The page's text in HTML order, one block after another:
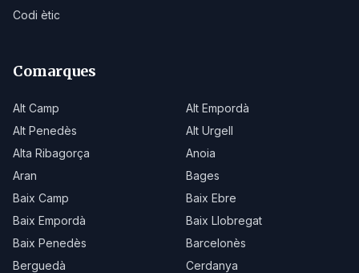
Codi ètic
Comarques
Alt Camp
Alt Empordà
Alt Penedès
Alt Urgell
Alta Ribagorça
Anoia
Aran
Bages
Baix Camp
Baix Ebre
Baix Empordà
Baix Llobregat
Baix Penedès
Barcelonès
Berguedà
Cerdanya